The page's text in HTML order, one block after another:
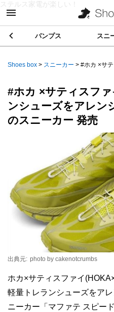
ステルス家電が楽しい！
パンプス スニ
Shoes box > スニーカー > #ホカ ×サ
#ホカ ×サティスフ
ンシューズをアレン
のスニーカー 発売
出典元: photo by cakenotcrumbs
ホカ×サティスファイ
軽量トレランシューズをア
ニーカー「マファテ スピー